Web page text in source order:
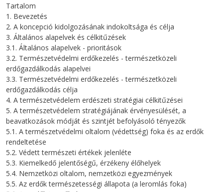
Tartalom
1. Bevezetés
2. A koncepció kidolgozásának indokoltsága és célja
3. Általános alapelvek és célkitűzések
3.1. Általános alapelvek - prioritások
3.2. Természetvédelmi erdőkezelés - természetközeli
erdőgazdálkodás alapelvei
3.3. Természetvédelmi erdőkezelés - természetközeli
erdőgazdálkodás célja
4. A természetvédelem erdészeti stratégiai célkitűzései
5. A természetvédelem stratégiájának érvényesülését, a
beavatkozások módját és szintjét befolyásoló tényezők
5.1. A természetvédelmi oltalom (védettség) foka és az erdők
rendeltetése
5.2. Védett természeti értékek jelenléte
5.3. Kiemelkedő jelentőségű, érzékeny élőhelyek
5.4. Nemzetközi oltalom, nemzetközi egyezmények
5.5. Az erdők természetességi állapota (a leromlás foka)